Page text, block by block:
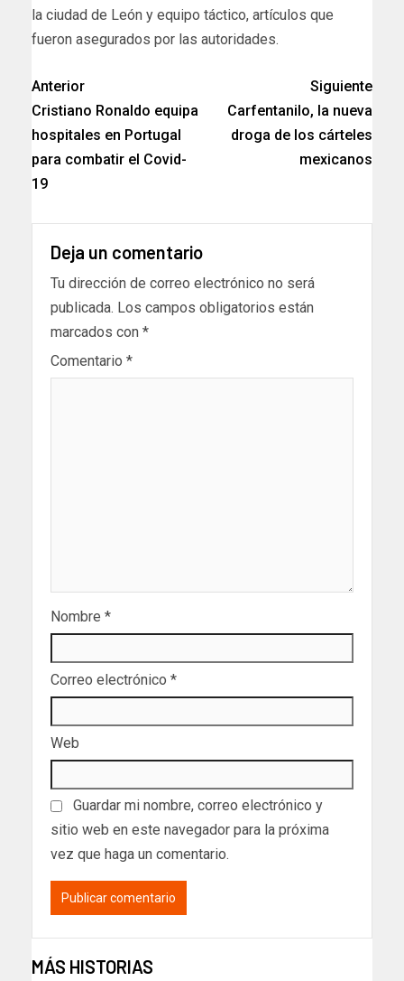
la ciudad de León y equipo táctico, artículos que
fueron asegurados por las autoridades.
Anterior
Cristiano Ronaldo equipa
hospitales en Portugal
para combatir el Covid-
19
Siguiente
Carfentanilo, la nueva
droga de los cárteles
mexicanos
Deja un comentario
Tu dirección de correo electrónico no será
publicada. Los campos obligatorios están
marcados con *
Comentario *
Nombre *
Correo electrónico *
Web
Guardar mi nombre, correo electrónico y
sitio web en este navegador para la próxima
vez que haga un comentario.
MÁS HISTORIAS